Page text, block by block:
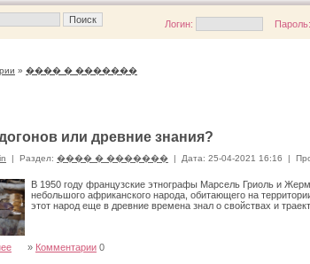
Логин: Пароль:
» ���� � �������
или древние знания?
| Раздел: ���� � ������� | Дата: 25-04-2021 16:16 |
В 1950 году французские этнографы Марсель Гриоль и
небольшого африканского народа, обитающего на
этот народ еще в древние времена знал о свойствах и
» Комментарии 0